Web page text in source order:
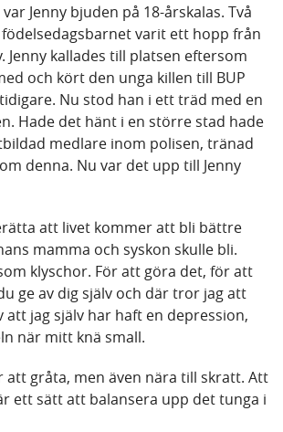
Jenny bjuden på 18-årskalas. Två
varit ett hopp från
Jenny kallades till platsen eftersom
och kört den unga killen till BUP
Nu stod han i ett träd med en
Hade det hänt i en större stad hade
medlare inom polisen, tränad
denna. Nu var det upp till Jenny
att livet kommer att bli bättre
mamma och syskon skulle bli.
klyschor. För att göra det, för att
ge av dig själv och där tror jag att
att jag själv har haft en depression,
när mitt knä small.
att gråta, men även nära till skratt. Att
ett sätt att balansera upp det tunga i